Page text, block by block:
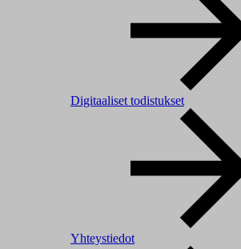
Digitaaliset todistukset
Yhteystiedot